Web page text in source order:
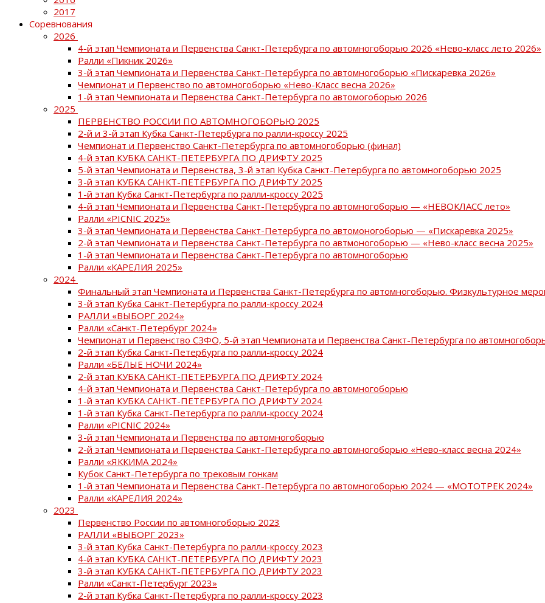
2017
Соревнования
2026
4-й этап Чемпионата и Первенства Санкт-Петербурга по автомногоборью 2026 «Нево-класс лето 2026»
Ралли «Пикник 2026»
3-й этап Чемпионата и Первенства Санкт-Петербурга по автомногоборью «Пискаревка 2026»
Чемпионат и Первенство по автомногоборью «Нево-Класс весна 2026»
1-й этап Чемпионата и Первенства Санкт-Петербурга по автомогоборью 2026
2025
ПЕРВЕНСТВО РОССИИ ПО АВТОМНОГОБОРЬЮ 2025
2-й и 3-й этап Кубка Санкт-Петербурга по ралли-кроссу 2025
Чемпионат и Первенство Санкт-Петербурга по автомногоборью (финал)
4-й этап КУБКА САНКТ-ПЕТЕРБУРГА ПО ДРИФТУ 2025
5-й этап Чемпионата и Первенства, 3-й этап Кубка Санкт-Петербурга по автомногоборью 2025
3-й этап КУБКА САНКТ-ПЕТЕРБУРГА ПО ДРИФТУ 2025
1-й этап Кубка Санкт-Петербурга по ралли-кроссу 2025
4-й этап Чемпионата и Первенства Санкт-Петербурга по автомногоборью — «НЕВОКЛАСС лето»
Ралли «PICNIC 2025»
3-й этап Чемпионата и Первенства Санкт-Петербурга по автомоногоборью — «Пискаревка 2025»
2-й этап Чемпионата и Первенства Санкт-Петербурга по автмоногоборью — «Нево-класс весна 2025»
1-й этап Чемпионата и Первенства Санкт-Петербурга по автомногоборью
Ралли «КАРЕЛИЯ 2025»
2024
Финальный этап Чемпионата и Первенства Санкт-Петербурга по автомногоборью. Физкультурное
3-й этап Кубка Санкт-Петербурга по ралли-кроссу 2024
РАЛЛИ «ВЫБОРГ 2024»
Ралли «Санкт-Петербург 2024»
Чемпионат и Первенство СЗФО, 5-й этап Чемпионата и Первенства Санкт-Петербурга по
2-й этап Кубка Санкт-Петербурга по ралли-кроссу 2024
Ралли «БЕЛЫЕ НОЧИ 2024»
2-й этап КУБКА САНКТ-ПЕТЕРБУРГА ПО ДРИФТУ 2024
4-й этап Чемпионата и Первенства Санкт-Петербурга по автомногоборью
1-й этап КУБКА САНКТ-ПЕТЕРБУРГА ПО ДРИФТУ 2024
1-й этап Кубка Санкт-Петербурга по ралли-кроссу 2024
Ралли «PICNIC 2024»
3-й этап Чемпионата и Первенства по автомногоборью
2-й этап Чемпионата и Первенства Санкт-Петербурга по автомногоборью «Нево-класс весна 2024»
Ралли «ЯККИМА 2024»
Кубок Санкт-Петербурга по трековым гонкам
1-й этап Чемпионата и Первенства Санкт-Петербурга по автомногоборью 2024 — «МОТОТРЕК 2024»
Ралли «КАРЕЛИЯ 2024»
2023
Первенство России по автомногоборью 2023
РАЛЛИ «ВЫБОРГ 2023»
3-й этап Кубка Санкт-Петербурга по ралли-кроссу 2023
4-й этап КУБКА САНКТ-ПЕТЕРБУРГА ПО ДРИФТУ 2023
3-й этап КУБКА САНКТ-ПЕТЕРБУРГА ПО ДРИФТУ 2023
Ралли «Санкт-Петербург 2023»
2-й этап Кубка Санкт-Петербурга по ралли-кроссу 2023